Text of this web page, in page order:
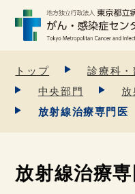
トップ
診療科・
中央部門
放
放射線治療専門
放射線治療